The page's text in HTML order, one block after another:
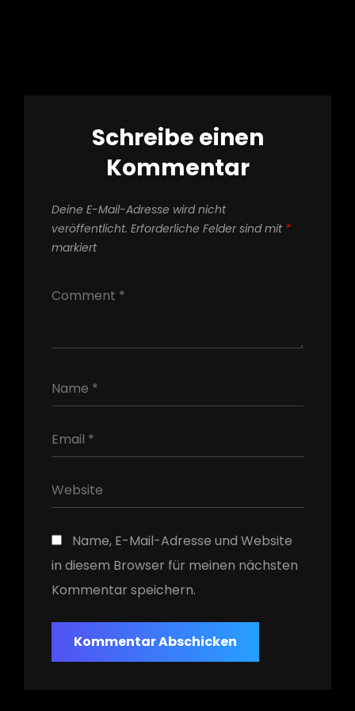
Schreibe einen
Kommentar
Deine E-Mail-Adresse wird nicht
veröffentlicht. Erforderliche Felder sind mit *
markiert
Name, E-Mail-Adresse und Website
in diesem Browser für meinen nächsten
Kommentar speichern.